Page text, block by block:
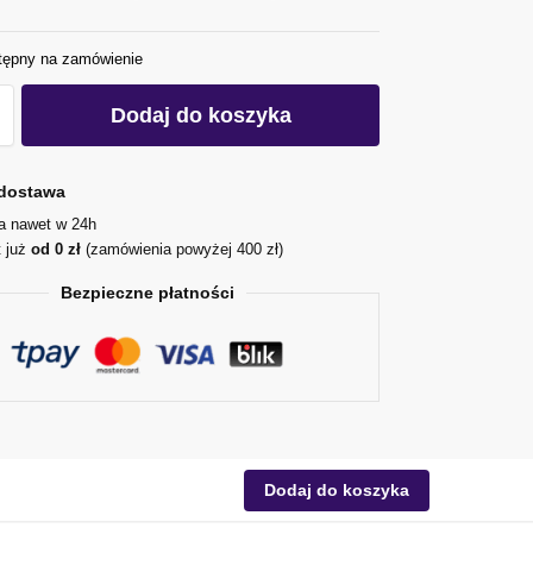
na zamówienie
Dodaj do koszyka
nawet w 24h
jużod 0 zł (zamówienia powyżej 400 zł)
Bezpieczne płatności
Dodaj do koszyka